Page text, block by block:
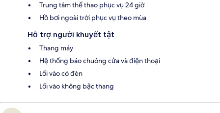
Trung tâm thể thao phục vụ 24 giờ
Hồ bơi ngoài trời phục vụ theo mùa
Hỗ trợ người khuyết tật
Thang máy
Hệ thống báo chuông cửa và điện thoại
Lối vào có đèn
Lối vào không bậc thang